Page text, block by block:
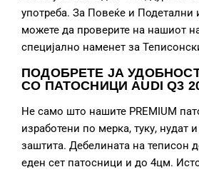
употреба. За Повеќе и Подетални
можете да проверите на нашиот
специјално наменет за
ПОДОБРЕТЕ ЈА
СО ПАТОСНИЦИ AUDI Q3
Не само што нашите PREMIUM
изработени по мерка, туку, нудат
заштита. Дебелината на теписон
еден сет патосници и до 4цм.